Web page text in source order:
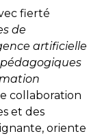
fierté
de
artificielle
collaboration
et des
oriente